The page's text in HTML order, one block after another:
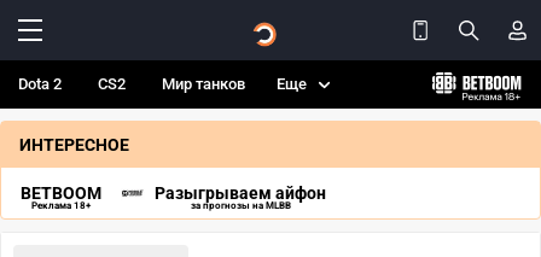
Dota 2 CS2 Мир танков Еще
ИНТЕРЕСНОЕ
BETBOOM
Реклама 18+
Разыгрываем айфон
за прогнозы на MLBB